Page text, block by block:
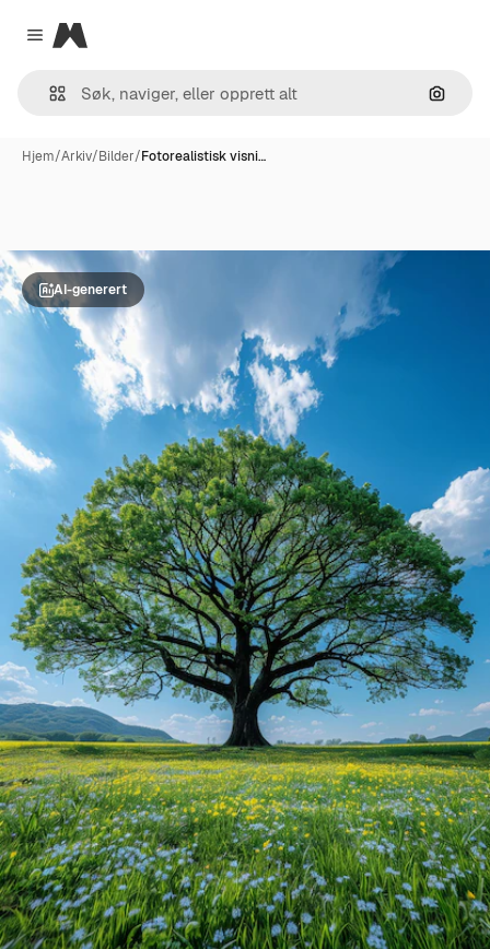
Close menu
Magnific
Søk
Hjem/Arkiv/Bilder/Fotorealistisk visni…
AI-generert